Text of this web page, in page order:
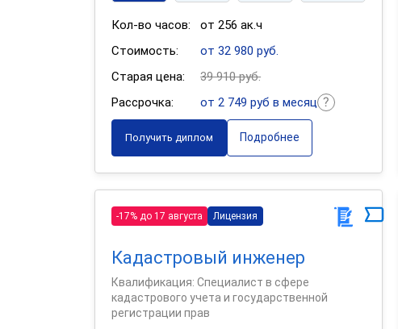
Кол-во часов:
от 256 ак.ч
Стоимость:
от 32 980 руб.
Старая цена:
39 910 руб.
Рассрочка:
от 2 749 руб в месяц
Получить диплом Подробнее
-17% до 17 августа Лицензия
Кадастровый инженер
Квалификация: Специалист в сфере
кадастрового учета и государственной
регистрации прав